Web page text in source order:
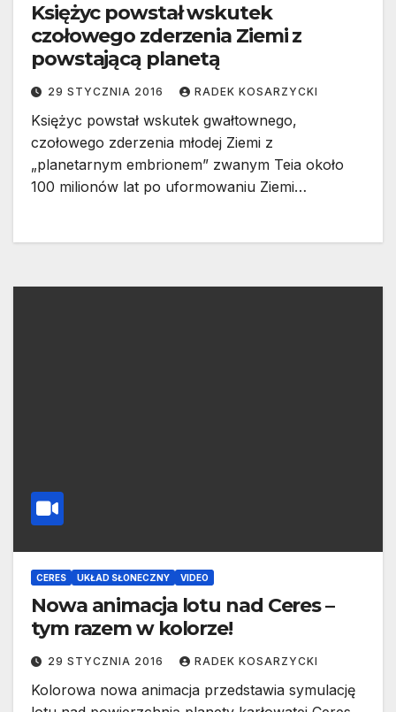
Księżyc powstał wskutek
czołowego zderzenia Ziemi z
powstającą planetą
29 STYCZNIA 2016 RADEK KOSARZYCKI
Księżyc powstał wskutek gwałtownego,
czołowego zderzenia młodej Ziemi z
„planetarnym embrionem” zwanym Teia około
100 milionów lat po uformowaniu Ziemi…
CERES UKŁAD SŁONECZNY VIDEO
Nowa animacja lotu nad Ceres –
tym razem w kolorze!
29 STYCZNIA 2016 RADEK KOSARZYCKI
Kolorowa nowa animacja przedstawia symulację